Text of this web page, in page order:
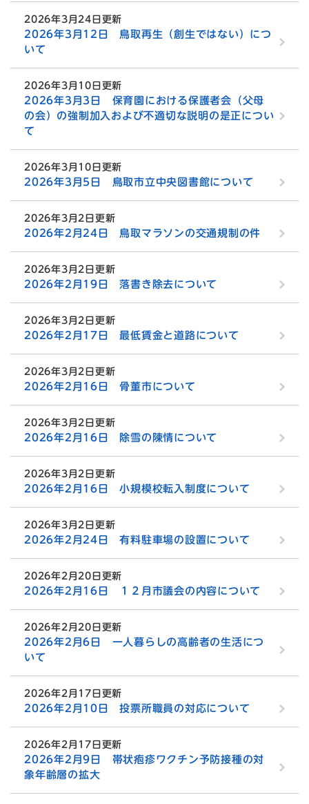
2026年3月24日更新
2026年3月12日 鳥取再生（創生ではない）につ
いて
2026年3月10日更新
2026年3月3日 保育園における保護者会（父母
の会）の強制加入および不適切な説明の是正につい
て
2026年3月10日更新
2026年3月5日 鳥取市立中央図書館について
2026年3月2日更新
2026年2月24日 鳥取マラソンの交通規制の件
2026年3月2日更新
2026年2月19日 落書き除去について
2026年3月2日更新
2026年2月17日 最低賃金と道路について
2026年3月2日更新
2026年2月16日 骨董市について
2026年3月2日更新
2026年2月16日 除雪の陳情について
2026年3月2日更新
2026年2月16日 小規模校転入制度について
2026年3月2日更新
2026年2月24日 有料駐車場の設置について
2026年2月20日更新
2026年2月16日 １２月市議会の内容について
2026年2月20日更新
2026年2月6日 一人暮らしの高齢者の生活につ
いて
2026年2月17日更新
2026年2月10日 投票所職員の対応について
2026年2月17日更新
2026年2月9日 帯状疱疹ワクチン予防接種の対
象年齢層の拡大